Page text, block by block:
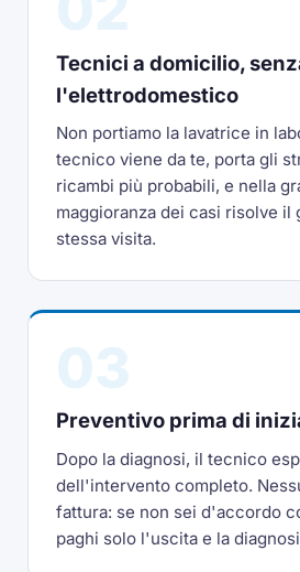
Tecnici a domicilio,
l'elettrodomestico
Non portiamo la lavatrice in
tecnico viene da te, porta gli
ricambi più probabili, e nella
maggioranza dei casi risolve il
stessa visita.
Preventivo prima di
Dopo la diagnosi, il tecnico
dell'intervento completo.
fattura: se non sei d'accordo
paghi solo l'uscita e la